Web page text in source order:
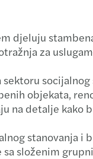
djeluju
za
objekata,
detalje kako
stanovanja
složenim